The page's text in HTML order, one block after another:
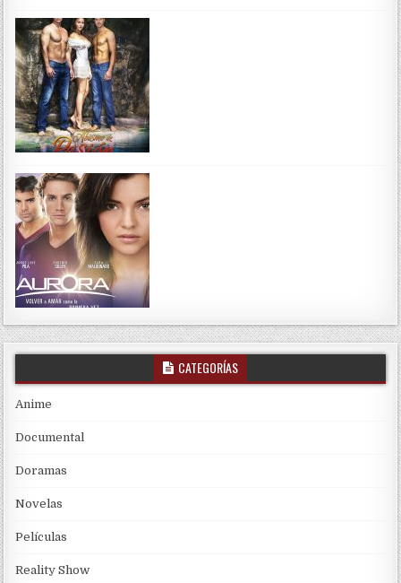
CATEGORÍAS
Anime
Documental
Doramas
Novelas
Películas
Reality Show